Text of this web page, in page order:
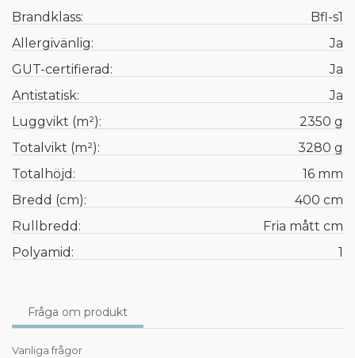
Brandklass:
Bfl-s1
Allergivänlig:
Ja
GUT-certifierad:
Ja
Antistatisk:
Ja
Luggvikt (m²):
2350 g
Totalvikt (m²):
3280 g
Totalhöjd:
16 mm
Bredd (cm):
400 cm
Rullbredd:
Fria mått cm
Polyamid:
1
Fråga om produkt
Vanliga frågor